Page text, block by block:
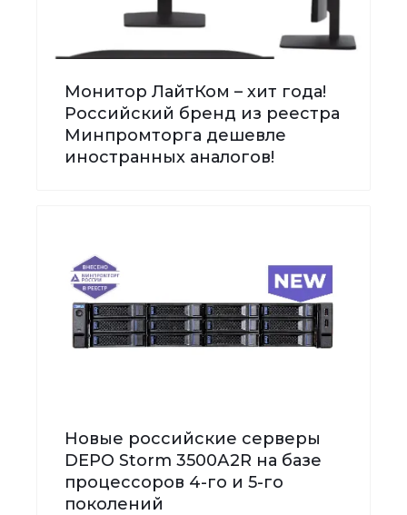
Монитор ЛайтКом – хит года!
Российский бренд из реестра
Минпромторга дешевле
иностранных аналогов!
Новые российские серверы
DEPO Storm 3500А2R на базе
процессоров 4-го и 5-го
поколений